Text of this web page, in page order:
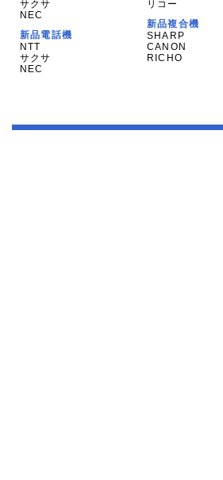
サクサ
NEC
新品電話機
NTT
サクサ
NEC
リコー
新品複合機
SHARP
CANON
RICHO